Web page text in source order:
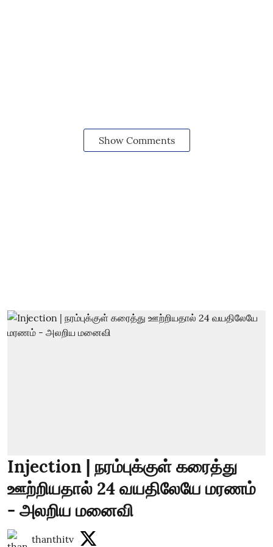
Show Comments
Injection | நரம்புக்குள் கரைத்து
ஊற்றியதால் 24 வயதிலேயே மரணம்
- அலறிய மனைவி
thanthitv